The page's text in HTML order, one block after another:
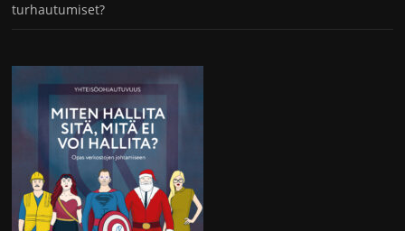
turhautumiset?